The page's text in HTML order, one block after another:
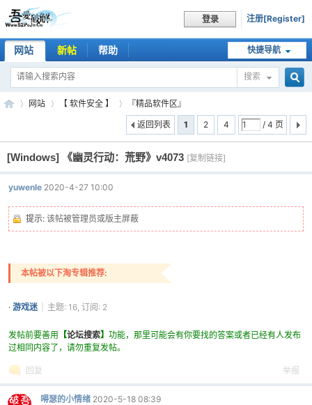
登录 注册[Register]
快捷导航
网站 新帖 帮助
搜索
吾 »
网站
›
【 软件安全 】
›
『精品软件区』
1
2 4 / 4 页
返回列表
[Windows] 《幽灵行动：荒野》v4073 [复制链接]
yuwenle 2020-4-27 10:00
提示: 该帖被管理员或版主屏蔽
本帖被以下淘专辑推荐:
· 游戏迷 主题: 16, 订阅: 2
发帖前要善用 【论坛搜索】 功能，那里可能会有你要找的答案或者已经有人发布
过相同内容了，请勿重复发帖。
回复 举报
嘚瑟的小情绪 2020-5-18 08:39